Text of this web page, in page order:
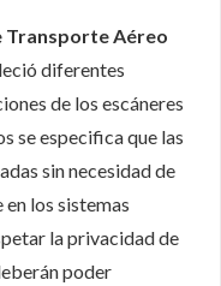
Transporte Aéreo
diferentes
de los escáneres
se especifica que las
sin necesidad de
los sistemas
la privacidad de
poder